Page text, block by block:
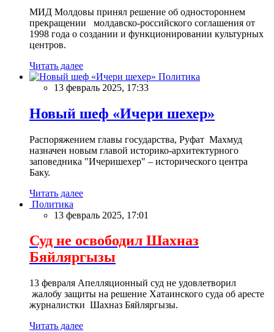
МИД Молдовы принял решение об одностороннем
прекращении молдавско-российского соглашения от
1998 года о создании и функционировании культурных
центров.
Читать далее
Политика
13 февраль 2025, 17:33
Новый шеф «Ичери шехер»
Распоряжением главы государства, Руфат Махмуд
назначен новым главой историко-архитектурного
заповедника "Ичеришехер" – исторического центра
Баку.
Читать далее
Политика
13 февраль 2025, 17:01
Суд не освободил Шахназ
Бяйляргызы
13 февраля Апелляционный суд не удовлетворил
жалобу защиты на решение Хатаинского суда об аресте
журналистки Шахназ Бяйляргызы.
Читать далее